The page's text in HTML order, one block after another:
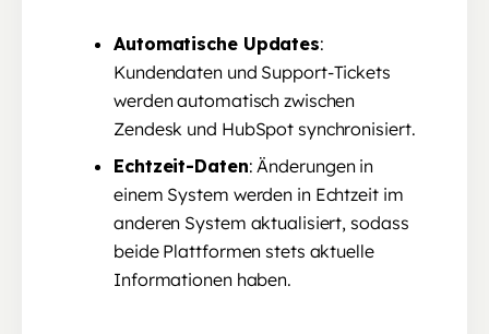
Automatische Updates:
Kundendaten und Support-Tickets
werden automatisch zwischen
Zendesk und HubSpot synchronisiert.
Echtzeit-Daten: Änderungen in
einem System werden in Echtzeit im
anderen System aktualisiert, sodass
beide Plattformen stets aktuelle
Informationen haben.